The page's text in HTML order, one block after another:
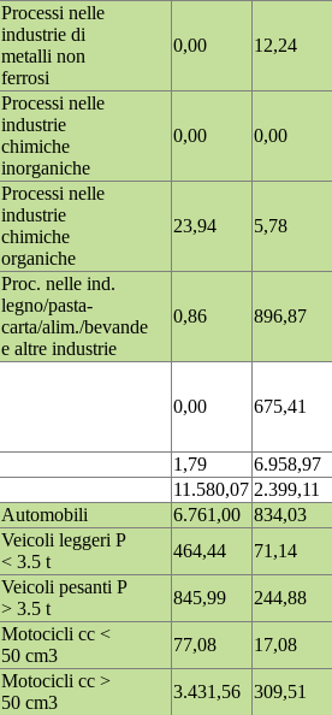
Processi nelle
industrie di
metalli non
ferrosi
0,00 12,24
Processi nelle
industrie
chimiche
inorganiche
0,00 0,00
Processi nelle
industrie
chimiche
organiche
23,94 5,78
Proc. nelle ind.
legno/pasta-
carta/alim./bevande
e altre industrie
0,86 896,87
0,00 675,41
1,79
6.958,97
11.580,07 2.399,11
Automobili
6.761,00
834,03
Veicoli leggeri P
< 3.5 t
464,44
71,14
Veicoli pesanti P
> 3.5 t
845,99
244,88
Motocicli cc <
50 cm3
77,08
17,08
Motocicli cc >
50 cm3
3.431,56
309,51